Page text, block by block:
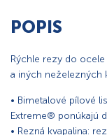
POPIS
Rýchle rezy do
a iných neželezných
• Bimetalové pílové
Extreme® ponúkajú
• Rezná kvapalina: